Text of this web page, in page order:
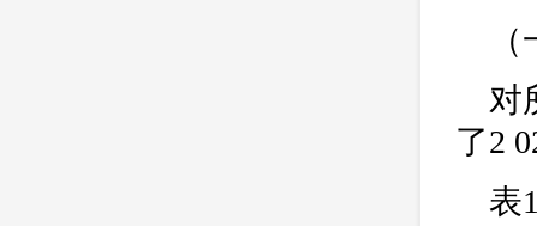
对
了2
表